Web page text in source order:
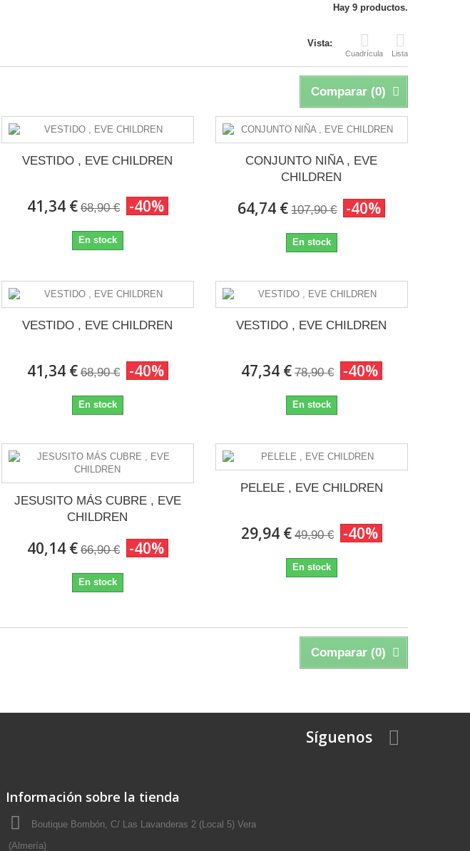
Hay 9 productos.
Vista:
Cuadrícula Lista
Comparar (0)
VESTIDO , EVE CHILDREN
41,34 € 68,90 € -40%
En stock
CONJUNTO NIÑA , EVE
CHILDREN
64,74 € 107,90 € -40%
En stock
VESTIDO , EVE CHILDREN
41,34 € 68,90 € -40%
En stock
VESTIDO , EVE CHILDREN
47,34 € 78,90 € -40%
En stock
JESUSITO MÁS CUBRE , EVE
CHILDREN
40,14 € 66,90 € -40%
En stock
PELELE , EVE CHILDREN
29,94 € 49,90 € -40%
En stock
Comparar (0)
Síguenos
Información sobre la tienda
Boutique Bombón, C/ Las Lavanderas 2 (Local 5) Vera
(Almería)